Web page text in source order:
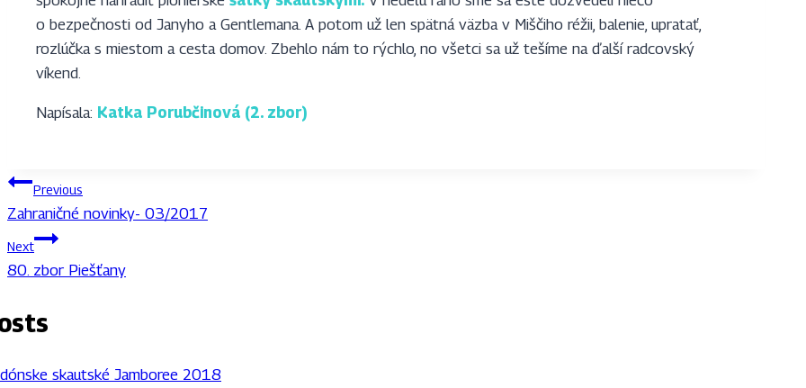
o bezpečnosti od Janyho a Gentlemana. A potom už len spätná väzba v Miščiho réžii, balenie, upratať,
rozlúčka s miestom a cesta domov. Zbehlo nám to rýchlo, no všetci sa už tešíme na ďalší radcovský
víkend.
Napísala: Katka Porubčinová (2. zbor)
Navigácia
v
článku
Previous
Zahraničné novinky- 03/2017
Next
80. zbor Piešťany